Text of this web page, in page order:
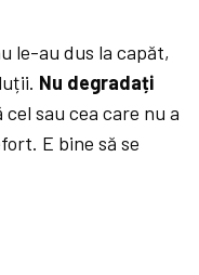
le-au dus la capăt,
Nu degradați
cel sau cea care nu a
E bine să se